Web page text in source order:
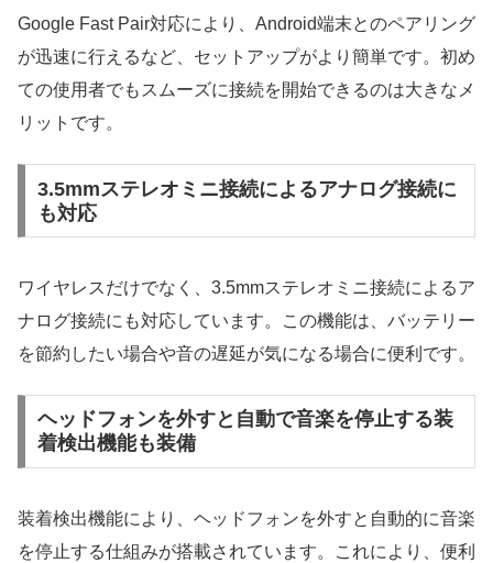
Google Fast Pair対応により、Android端末とのペアリング
が迅速に行えるなど、セットアップがより簡単です。初め
ての使用者でもスムーズに接続を開始できるのは大きなメ
リットです。
3.5mmステレオミニ接続によるアナログ接続に
も対応
ワイヤレスだけでなく、3.5mmステレオミニ接続によるア
ナログ接続にも対応しています。この機能は、バッテリー
を節約したい場合や音の遅延が気になる場合に便利です。
ヘッドフォンを外すと自動で音楽を停止する装
着検出機能も装備
装着検出機能により、ヘッドフォンを外すと自動的に音楽
を停止する仕組みが搭載されています。これにより、便利